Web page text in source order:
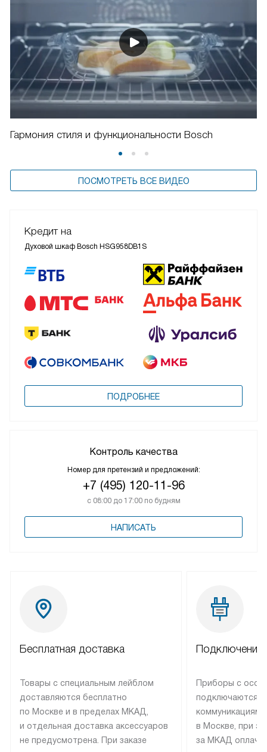
Гармония стиля и функциональности Bosch
ПОСМОТРЕТЬ ВСЕ ВИДЕО
Кредит на
Духовой шкаф Bosch HSG958DB1S
ПОДРОБНЕЕ
Контроль качества
Номер для претензий и предложений:
+7 (495) 120-11-96
с 08:00 до 17:00 по будням
НАПИСАТЬ
Бесплатная доставка
Товары с специальным лейблом
доставляются бесплатно
по Москве и в пределах МКАД,
и отдельная доставка аксессуаров
не предусмотрена. При заказе
Подключение
Приборы с
подключаются к
коммуникациям
в Москве, при
за МКАД